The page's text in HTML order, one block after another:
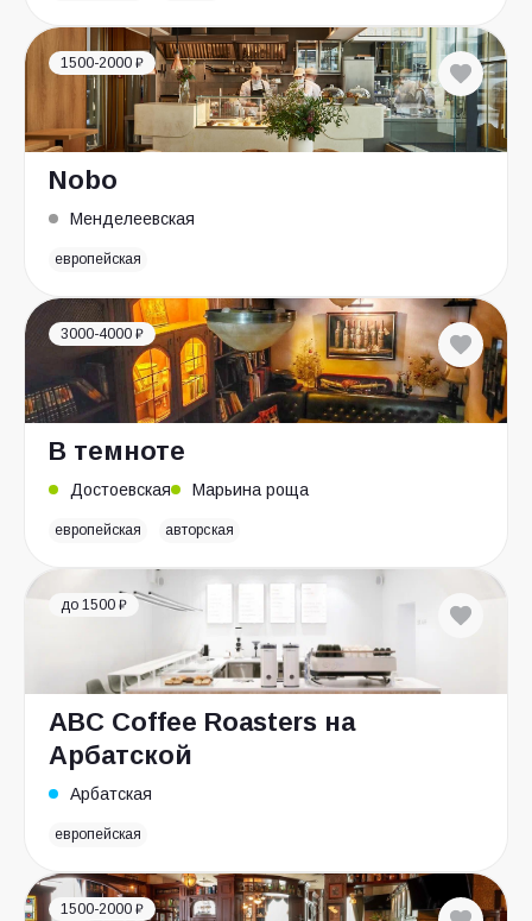
1500-2000 ₽
Nobo
Менделеевская
европейская
3000-4000 ₽
В темноте
Достоевская Марьина роща
европейская авторская
до 1500 ₽
ABC Coffee Roasters на
Арбатской
Арбатская
европейская
1500-2000 ₽